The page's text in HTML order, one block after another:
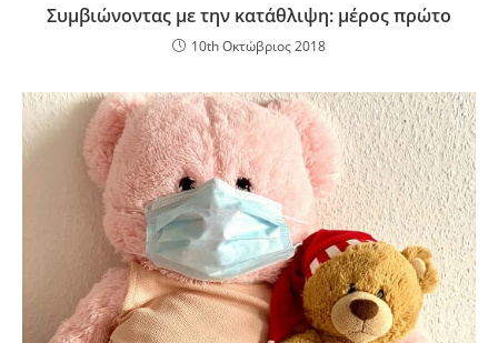
Συμβιώνοντας με την κατάθλιψη: μέρος πρώτο
10th Οκτώβριος 2018